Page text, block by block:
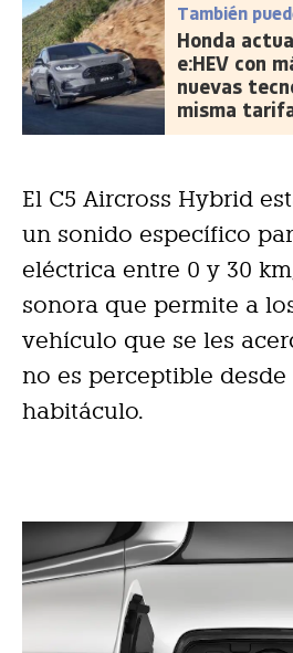
También
Honda
e:HEV con
nuevas
misma
El C5 Aircross Hybrid
un sonido específico
eléctrica entre 0 y 30
sonora que permite a
vehículo que se les
no es perceptible
habitáculo.